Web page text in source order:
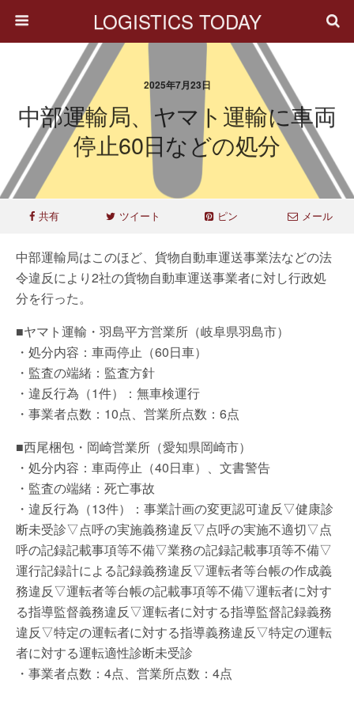
LOGISTICS TODAY
2025年7月23日
中部運輸局、ヤマト運輸に車両
停止60日などの処分
共有 ツイート ピン メール
中部運輸局はこのほど、貨物自動車運送事業法などの法
令違反により2社の貨物自動車運送事業者に対し行政処
分を行った。
■ヤマト運輸・羽島平方営業所（岐阜県羽島市）
・処分内容：車両停止（60日車）
・監査の端緒：監査方針
・違反行為（1件）：無車検運行
・事業者点数：10点、営業所点数：6点
■西尾梱包・岡崎営業所（愛知県岡崎市）
・処分内容：車両停止（40日車）、文書警告
・監査の端緒：死亡事故
・違反行為（13件）：事業計画の変更認可違反▽健康診
断未受診▽点呼の実施義務違反▽点呼の実施不適切▽点
呼の記録記載事項等不備▽業務の記録記載事項等不備▽
運行記録計による記録義務違反▽運転者等台帳の作成義
務違反▽運転者等台帳の記載事項等不備▽運転者に対す
る指導監督義務違反▽運転者に対する指導監督記録義務
違反▽特定の運転者に対する指導義務違反▽特定の運転
者に対する運転適性診断未受診
・事業者点数：4点、営業所点数：4点